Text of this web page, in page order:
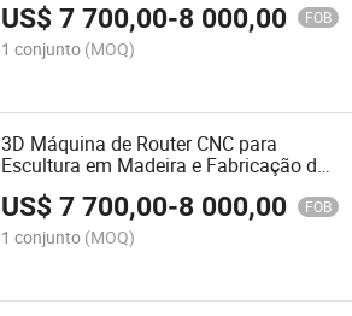
US$7 700,00-8 000,00 FOB
1 conjunto (MOQ)
3D Máquina de Router CNC para
Escultura em Madeira e Fabricação de
Móveis
US$7 700,00-8 000,00 FOB
1 conjunto (MOQ)